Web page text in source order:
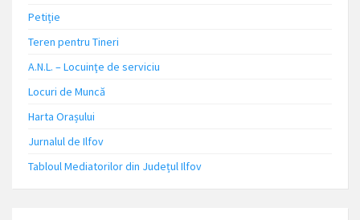
Petiție
Teren pentru Tineri
A.N.L. – Locuinţe de serviciu
Locuri de Muncă
Harta Orașului
Jurnalul de Ilfov
Tabloul Mediatorilor din Județul Ilfov